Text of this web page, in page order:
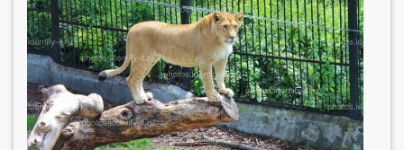
з
д
е
с
ь